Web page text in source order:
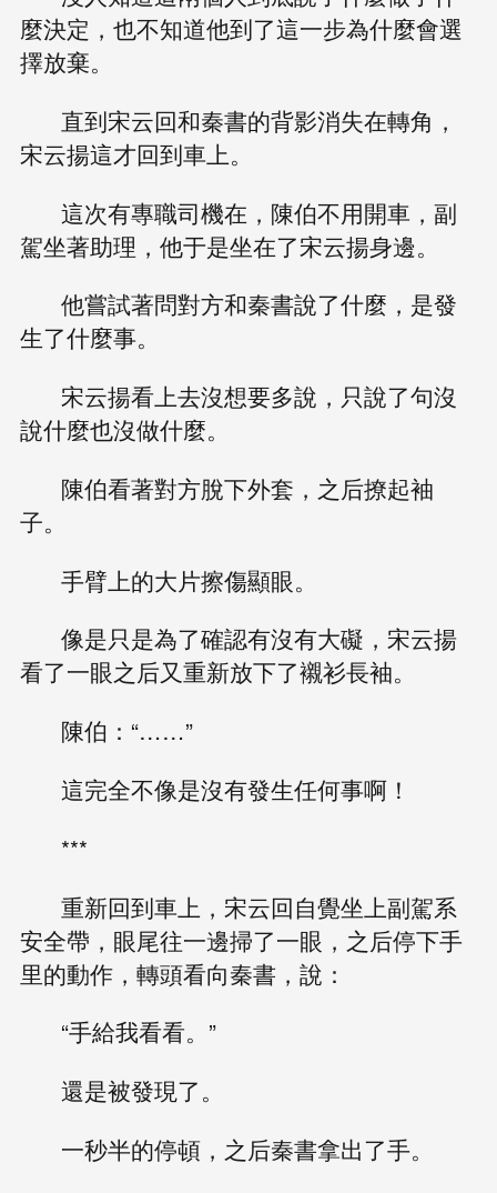
麼決定，也不知道他到了這一步為什麼會選
擇放棄。
直到宋云回和秦書的背影消失在轉角，
宋云揚這才回到車上。
這次有專職司機在，陳伯不用開車，副
駕坐著助理，他于是坐在了宋云揚身邊。
他嘗試著問對方和秦書說了什麼，是發
生了什麼事。
宋云揚看上去沒想要多說，只說了句沒
說什麼也沒做什麼。
陳伯看著對方脫下外套，之后撩起袖
子。
手臂上的大片擦傷顯眼。
像是只是為了確認有沒有大礙，宋云揚
看了一眼之后又重新放下了襯衫長袖。
陳伯：“……”
這完全不像是沒有發生任何事啊！
***
重新回到車上，宋云回自覺坐上副駕系
安全帶，眼尾往一邊掃了一眼，之后停下手
里的動作，轉頭看向秦書，說：
“手給我看看。”
還是被發現了。
一秒半的停頓，之后秦書拿出了手。